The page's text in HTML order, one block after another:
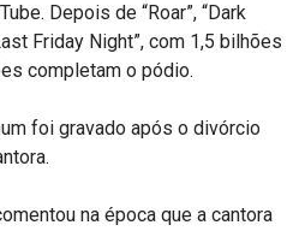
Depois de “Roar”, “Dark
Friday Night”, com 1,5 bilhões
completam o pódio.
foi gravado após o divórcio
na época que a cantora